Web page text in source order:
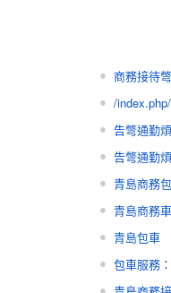
商務接待
/
告彆通勤
告彆通勤
青島商務
青島商務
青島包車
包車服務